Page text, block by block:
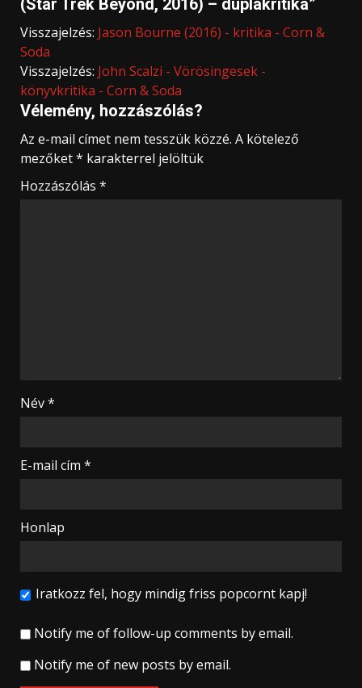
Visszajelzés: Jason Bourne (2016) - kritika - Corn &
Soda
Visszajelzés: John Scalzi - Vörösingesek -
könyvkritika - Corn & Soda
Vélemény, hozzászólás?
Az e-mail címet nem tesszük közzé. A kötelező
mezőket* karakterrel jelöltük
Hozzászólás *
Név*
E-mail cím *
Honlap
Iratkozz fel, hogy mindig friss popcornt kapj!
Notify me of follow-up comments by email.
Notify me of new posts by email.